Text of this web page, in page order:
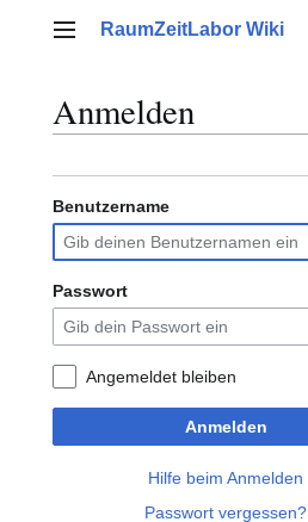
Hauptmenü
RaumZeitLabor Wiki
Anmelden
Benutzername
Passwort
Angemeldet bleiben
Anmelden
Hilfe beim Anmelden
Passwort vergessen?